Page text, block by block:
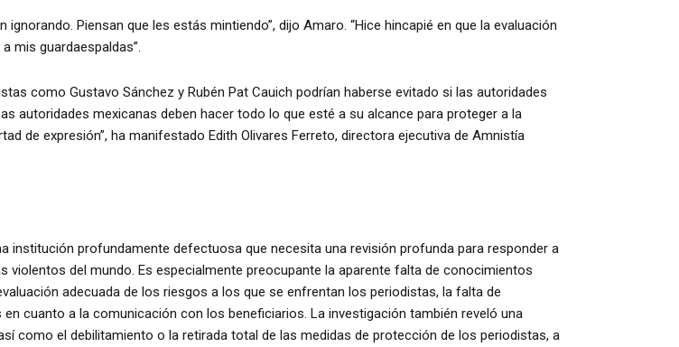
Piensan que les estás mintiendo”, dijo Amaro. “Hice hincapié en que la evaluación
mis guardaespaldas”.
como Gustavo Sánchez y Rubén Pat Cauich podrían haberse evitado si las autoridades
autoridades mexicanas deben hacer todo lo que esté a su alcance para proteger a la
de expresión”, ha manifestado Edith Olivares Ferreto, directora ejecutiva de Amnistía
institución profundamente defectuosa que necesita una revisión profunda para responder a
del mundo. Es especialmente preocupante la aparente falta de conocimientos
adecuada de los riesgos a los que se enfrentan los periodistas, la falta de
cuanto a la comunicación con los beneficiarios. La investigación también reveló una
como el debilitamiento o la retirada total de las medidas de protección de los periodistas, a